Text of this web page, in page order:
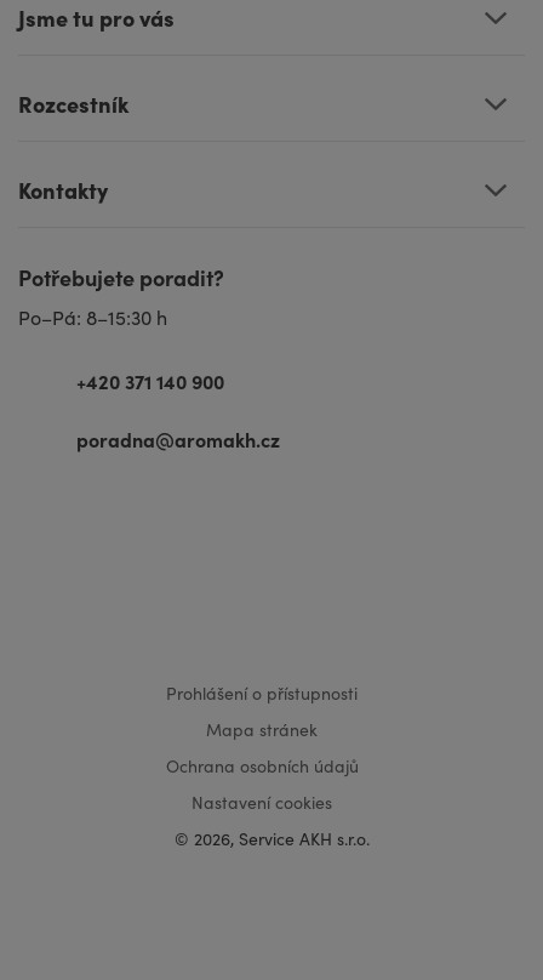
Jsme tu pro vás
Rozcestník
Kontakty
Potřebujete poradit?
Po–Pá: 8–15:30 h
+420 371 140 900
poradna@aromakh.cz
Prohlášení o přístupnosti
Mapa stránek
Ochrana osobních údajů
Nastavení cookies
© 2026, Service AKH s.r.o.